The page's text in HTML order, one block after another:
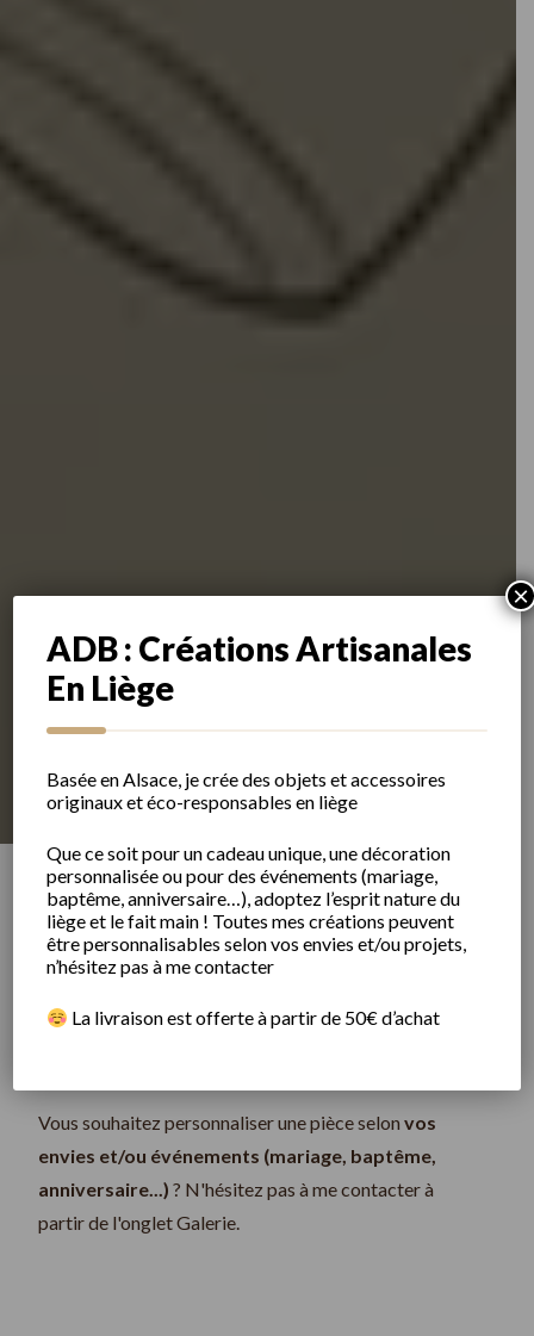
Vous souhaitez personnaliser une pièce selon vos
envies et/ou événements (mariage, baptême,
anniversaire...) ? N'hésitez pas à me contacter à
partir de l'onglet Galerie.
ADB : Créations Artisanales
En Liège
Basée en Alsace, je crée des objets et accessoires
originaux et éco-responsables en liège
Que ce soit pour un cadeau unique, une décoration
personnalisée ou pour des événements (mariage,
baptême, anniversaire…), adoptez l’esprit nature du
liège et le fait main ! Toutes mes créations peuvent
être personnalisables selon vos envies et/ou projets,
n’hésitez pas à me contacter
La livraison est offerte à partir de 50€ d’achat
×